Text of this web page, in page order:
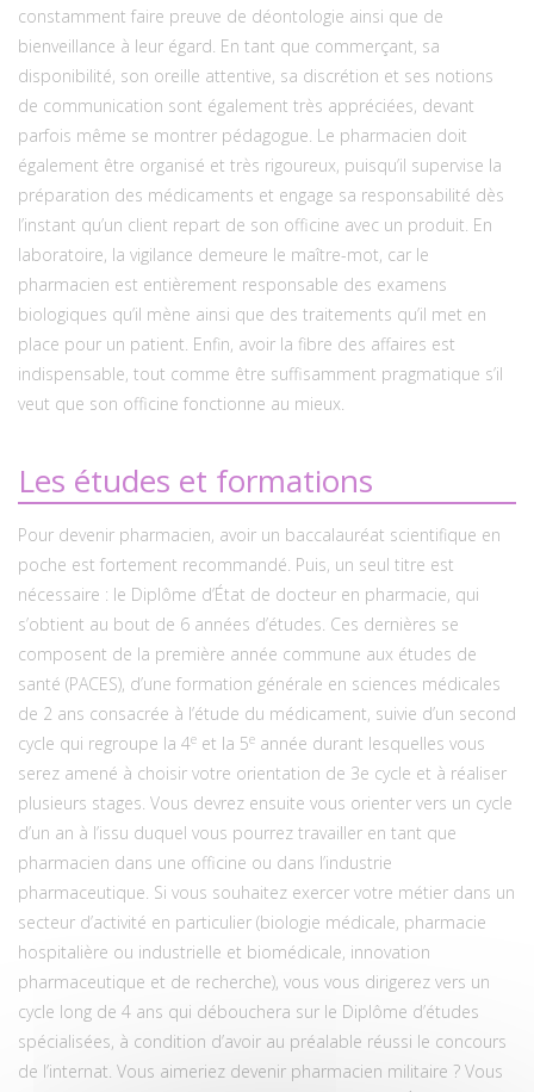
constamment faire preuve de déontologie ainsi que de
bienveillance à leur égard. En tant que commerçant, sa
disponibilité, son oreille attentive, sa discrétion et ses notions
de communication sont également très appréciées, devant
parfois même se montrer pédagogue. Le pharmacien doit
également être organisé et très rigoureux, puisqu’il supervise la
préparation des médicaments et engage sa responsabilité dès
l’instant qu’un client repart de son officine avec un produit. En
laboratoire, la vigilance demeure le maître-mot, car le
pharmacien est entièrement responsable des examens
biologiques qu’il mène ainsi que des traitements qu’il met en
place pour un patient. Enfin, avoir la fibre des affaires est
indispensable, tout comme être suffisamment pragmatique s’il
veut que son officine fonctionne au mieux.
Les études et formations
Pour devenir pharmacien, avoir un baccalauréat scientifique en
poche est fortement recommandé. Puis, un seul titre est
nécessaire : le Diplôme d’État de docteur en pharmacie, qui
s’obtient au bout de 6 années d’études. Ces dernières se
composent de la première année commune aux études de
santé (PACES), d’une formation générale en sciences médicales
de 2 ans consacrée à l’étude du médicament, suivie d’un second
cycle qui regroupe la 4e et la 5e année durant lesquelles vous
serez amené à choisir votre orientation de 3e cycle et à réaliser
plusieurs stages. Vous devrez ensuite vous orienter vers un cycle
d’un an à l’issu duquel vous pourrez travailler en tant que
pharmacien dans une officine ou dans l’industrie
pharmaceutique. Si vous souhaitez exercer votre métier dans un
secteur d’activité en particulier (biologie médicale, pharmacie
hospitalière ou industrielle et biomédicale, innovation
pharmaceutique et de recherche), vous vous dirigerez vers un
cycle long de 4 ans qui débouchera sur le Diplôme d’études
spécialisées, à condition d’avoir au préalable réussi le concours
de l’internat. Vous aimeriez devenir pharmacien militaire ? Vous